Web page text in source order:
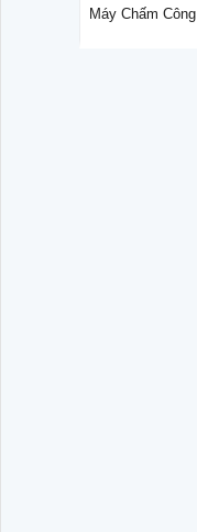
Máy Chấm Công